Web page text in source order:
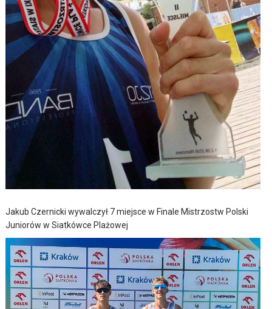
Jakub Czernicki wywalczył 7 miejsce w Finale Mistrzostw Polski
Juniorów w Siatkówce Plażowej